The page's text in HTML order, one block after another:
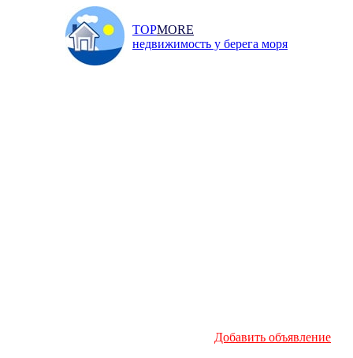
TOPMORE
недвижимость у берега моря
Добавить объявление